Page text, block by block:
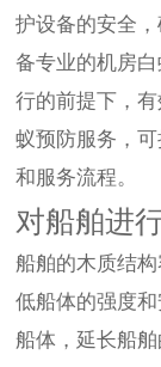
护设备的安全
备专业的机房
行的前提下，
蚁预防服务，
和服务流程。
对船舶进
船舶的木质结
低船体的强度
船体，延长船